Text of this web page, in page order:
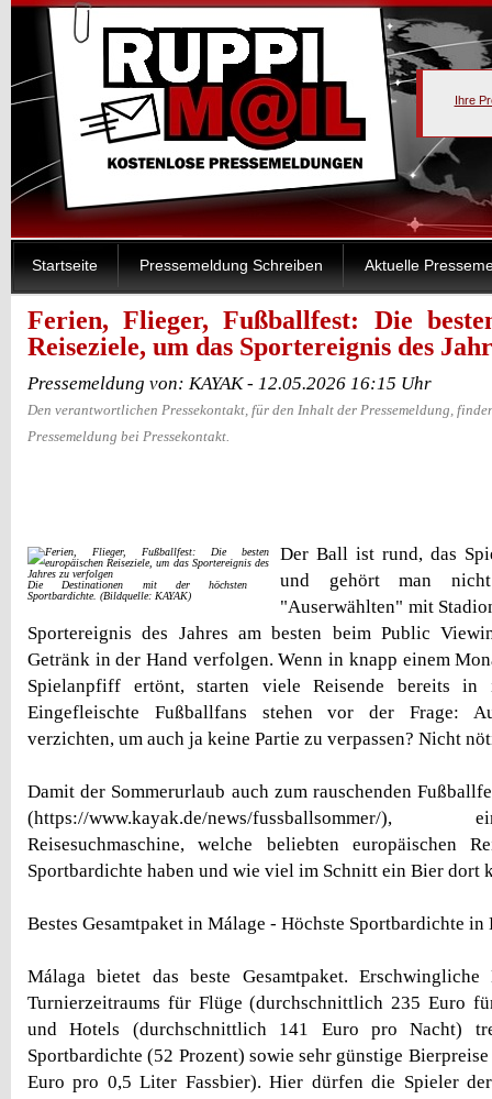
Ihre
Startseite Pressemeldung Schreiben Aktuelle
Ferien, Flieger, Fußballfest: Die
Reiseziele, um das Sportereignis des
Pressemeldung von: KAYAK - 12.05.2026 16:15 Uhr
Den verantwortlichen Pressekontakt, für den Inhalt der Pressemeldung,
Pressemeldung bei Pressekontakt.
Die Destinationen mit der höchsten
Sportbardichte. (Bildquelle: KAYAK)
Der Ball ist rund, das
und gehört man
"Auserwählten" mit
Sportereignis des Jahres am besten beim Public
Getränk in der Hand verfolgen. Wenn in knapp einem
Spielanpfiff ertönt, starten viele Reisende bereits in
Eingefleischte Fußballfans stehen vor der Frage:
verzichten, um auch ja keine Partie zu verpassen? Nicht
Damit der Sommerurlaub auch zum rauschenden
(https://www.kayak.de/news/
Reisesuchmaschine, welche beliebten europäischen
Sportbardichte haben und wie viel im Schnitt ein Bier dort
Bestes Gesamtpaket in Málage - Höchste Sportbardichte
Málaga bietet das beste Gesamtpaket. Erschwingliche
Turnierzeitraums für Flüge (durchschnittlich 235 Euro
und Hotels (durchschnittlich 141 Euro pro Nacht)
Sportbardichte (52 Prozent) sowie sehr günstige
Euro pro 0,5 Liter Fassbier). Hier dürfen die Spieler